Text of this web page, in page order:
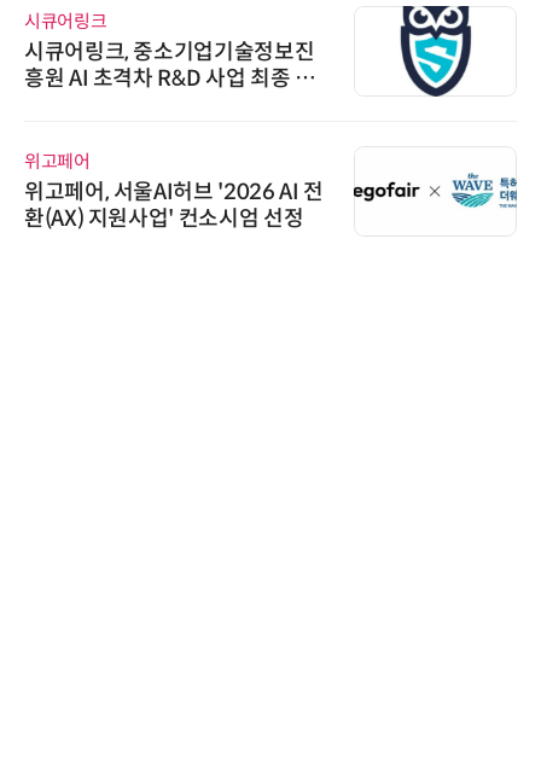
시큐어링크
시큐어링크, 중소기업기술정보진
흥원 AI 초격차 R&D 사업 최종 선
위고페어
위고페어, 서울AI허브 '2026 AI 전
환(AX) 지원사업' 컨소시엄 선정